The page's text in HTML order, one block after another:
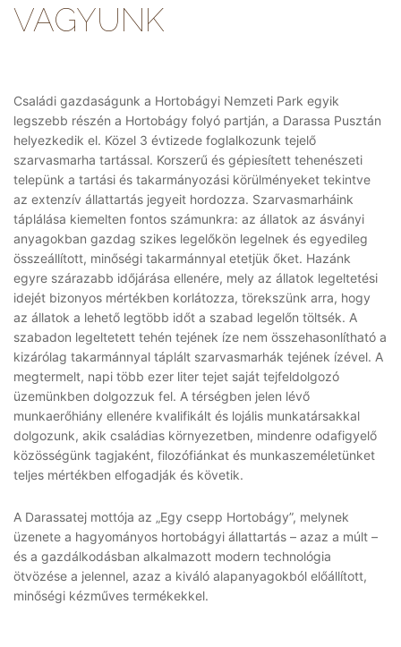
VAGYUNK
Családi gazdaságunk a Hortobágyi Nemzeti Park egyik
legszebb részén a Hortobágy folyó partján, a Darassa Pusztán
helyezkedik el. Közel 3 évtizede foglalkozunk tejelő
szarvasmarha tartással. Korszerű és gépiesített tehenészeti
telepünk a tartási és takarmányozási körülményeket tekintve
az extenzív állattartás jegyeit hordozza. Szarvasmarháink
táplálása kiemelten fontos számunkra: az állatok az ásványi
anyagokban gazdag szikes legelőkön legelnek és egyedileg
összeállított, minőségi takarmánnyal etetjük őket. Hazánk
egyre szárazabb időjárása ellenére, mely az állatok legeltetési
idejét bizonyos mértékben korlátozza, törekszünk arra, hogy
az állatok a lehető legtöbb időt a szabad legelőn töltsék. A
szabadon legeltetett tehén tejének íze nem összehasonlítható a
kizárólag takarmánnyal táplált szarvasmarhák tejének ízével. A
megtermelt, napi több ezer liter tejet saját tejfeldolgozó
üzemünkben dolgozzuk fel. A térségben jelen lévő
munkaerőhiány ellenére kvalifikált és lojális munkatársakkal
dolgozunk, akik családias környezetben, mindenre odafigyelő
közösségünk tagjaként, filozófiánkat és munkaszeméletünket
teljes mértékben elfogadják és követik.
A Darassatej mottója az „Egy csepp Hortobágy”, melynek
üzenete a hagyományos hortobágyi állattartás – azaz a múlt –
és a gazdálkodásban alkalmazott modern technológia
ötvözése a jelennel, azaz a kiváló alapanyagokból előállított,
minőségi kézműves termékekkel.